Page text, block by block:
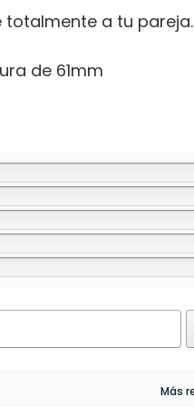
totalmente a tu pareja.
de 61mm